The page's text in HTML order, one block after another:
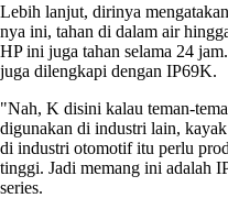
Lebih lanjut, dirinya
nya ini, tahan di dalam air
HP ini juga tahan selama 24
juga dilengkapi dengan IP69K.
"Nah, K disini kalau teman-
digunakan di industri lain,
di industri otomotif itu perlu
tinggi. Jadi memang ini adalah
series.